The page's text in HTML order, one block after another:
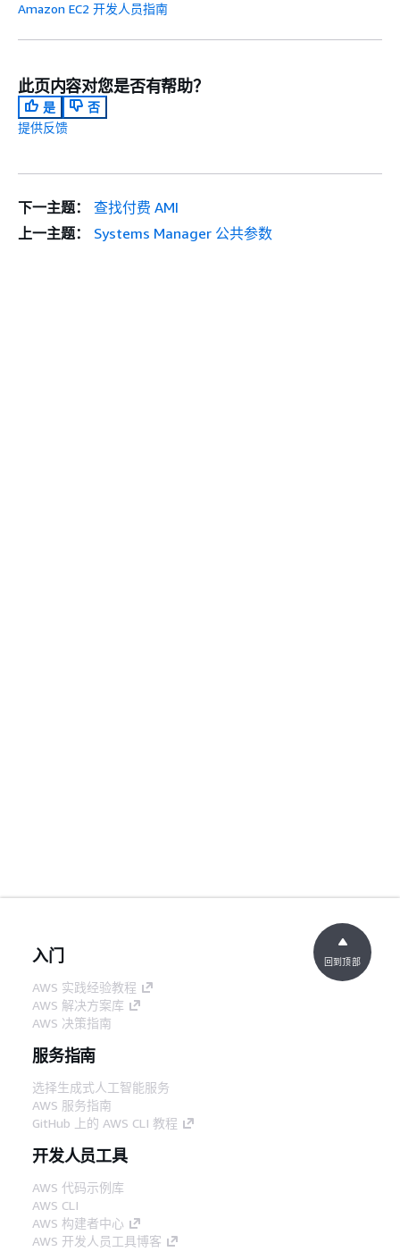
Amazon EC2 开发人员指南
此页内容对您是否有帮助？
是
否
提供反馈
下一主题：
查找付费 AMI
上一主题：
Systems Manager 公共参数
入门
AWS 实践经验教程
AWS 解决方案库
AWS 决策指南
服务指南
选择生成式人工智能服务
AWS 服务指南
GitHub 上的 AWS CLI 教程
开发人员工具
AWS 代码示例库
AWS CLI
AWS 构建者中心
AWS 开发人员工具博客
回到顶部